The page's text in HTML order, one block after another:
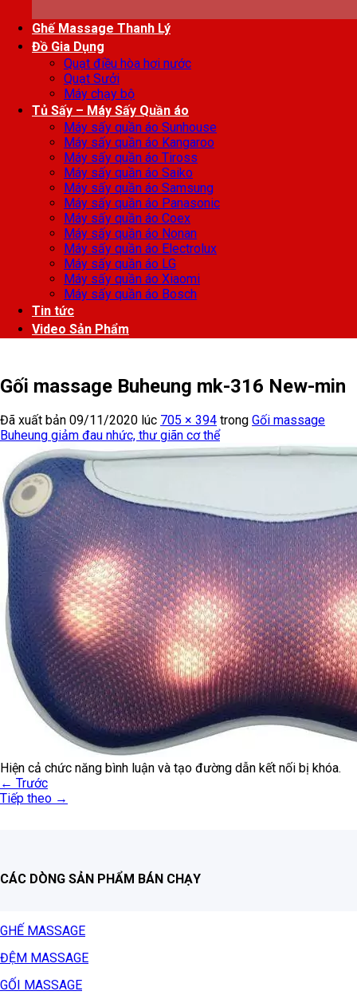
Ghế Massage Thanh Lý
Đồ Gia Dụng
Quạt điều hòa hơi nước
Quạt Sưởi
Máy chạy bộ
Tủ Sấy – Máy Sấy Quần áo
Máy sấy quần áo Sunhouse
Máy sấy quần áo Kangaroo
Máy sấy quần áo Tiross
Máy sấy quần áo Saiko
Máy sấy quần áo Samsung
Máy sấy quần áo Panasonic
Máy sấy quần áo Coex
Máy sấy quần áo Nonan
Máy sấy quần áo Electrolux
Máy sấy quần áo LG
Máy sấy quần áo Xiaomi
Máy sấy quần áo Bosch
Tin tức
Video Sản Phẩm
Gối massage Buheung mk-316 New-min
Đã xuất bản 09/11/2020 lúc 705 × 394 trong Gối massage
Buheung giảm đau nhức, thư giãn cơ thể
Hiện cả chức năng bình luận và tạo đường dẫn kết nối bị khóa.
← Trước
Tiếp theo →
CÁC DÒNG SẢN PHẨM BÁN CHẠY
GHẾ MASSAGE
ĐỆM MASSAGE
GỐI MASSAGE